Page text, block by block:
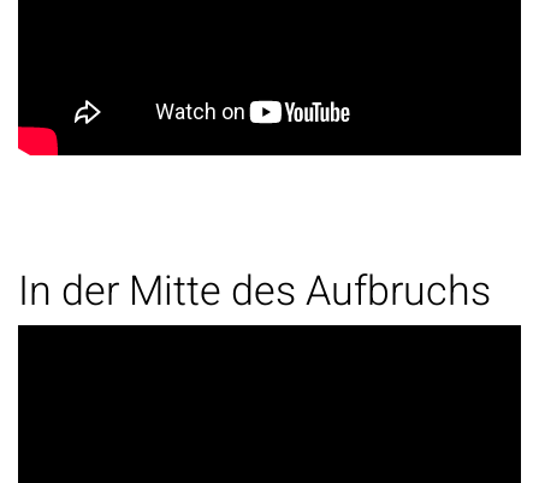
In der Mitte des Aufbruchs